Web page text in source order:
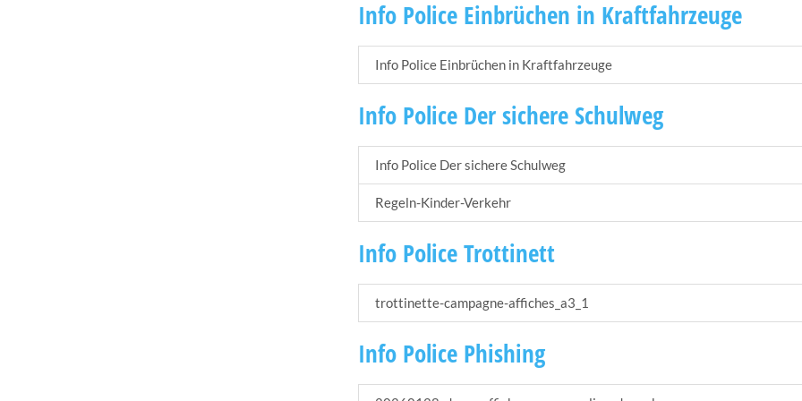
Info Police Einbrüchen in Kraftfahrzeuge
Info Police Einbrüchen in Kraftfahrzeuge
Info Police Der sichere Schulweg
Info Police Der sichere Schulweg
Regeln-Kinder-Verkehr
Info Police Trottinett
trottinette-campagne-affiches_a3_1
Info Police Phishing